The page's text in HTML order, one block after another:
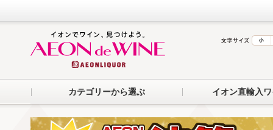
カテゴリーから選ぶ イオン直輸入